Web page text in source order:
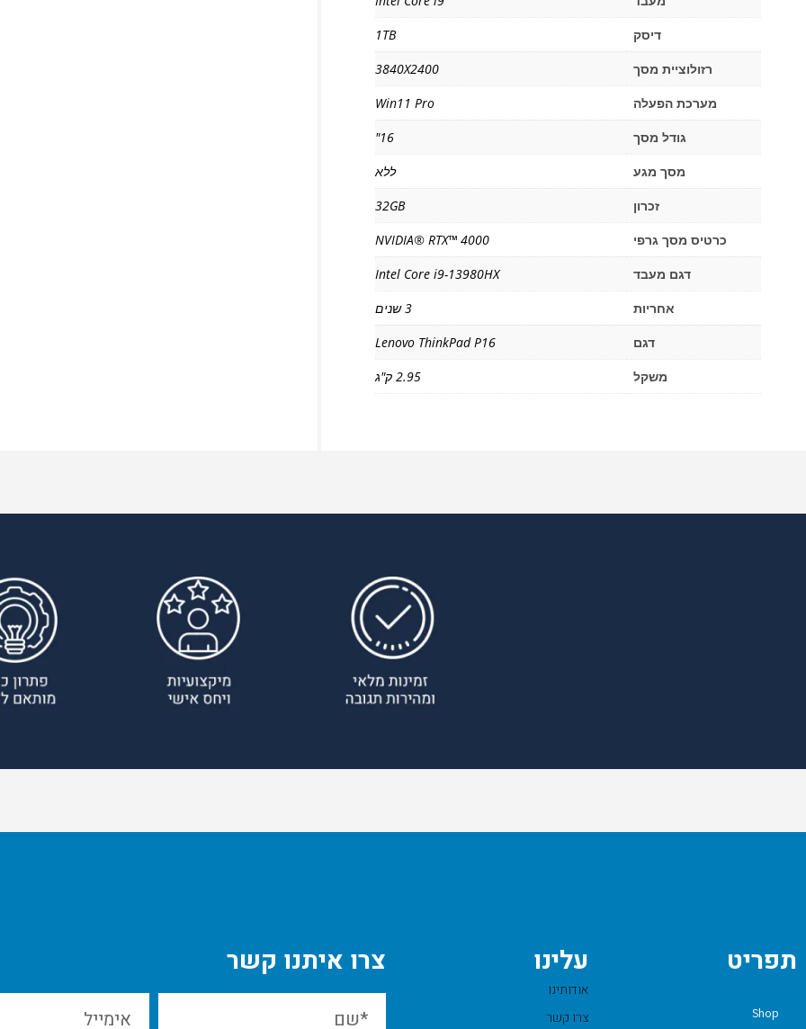
דיסק
1TB
רזולוציית מסך
3840X2400
מערכת הפעלה
Win11 Pro
גודל מסך
16"
מסך מגע
ללא
זכרון
32GB
כרטיס מסך גרפי
NVIDIA® RTX™ 4000
דגם מעבד
Intel Core i9-13980HX
אחריות
3 שנים
דגם
Lenovo ThinkPad P16
משקל
2.95 ק"ג
תפריט
Shop
עלינו
אודותינו
צרו קשר
צרו איתנו קשר